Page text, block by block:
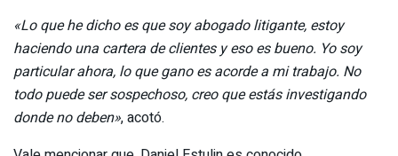
«Lo que he dicho es que soy abogado litigante, estoy
haciendo una cartera de clientes y eso es bueno. Yo soy
particular ahora, lo que gano es acorde a mi trabajo. No
todo puede ser sospechoso, creo que estás investigando
donde no deben», acotó.